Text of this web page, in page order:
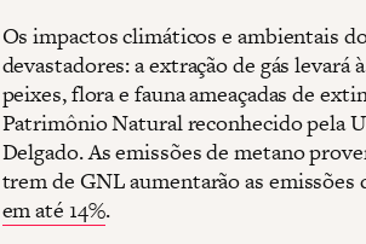
Os impactos climáticos e ambientais
devastadores: a extração de gás levará
peixes, flora e fauna ameaçadas de
Patrimônio Natural reconhecido pela
Delgado. As emissões de metano
trem de GNL aumentarão as
em até 14%.